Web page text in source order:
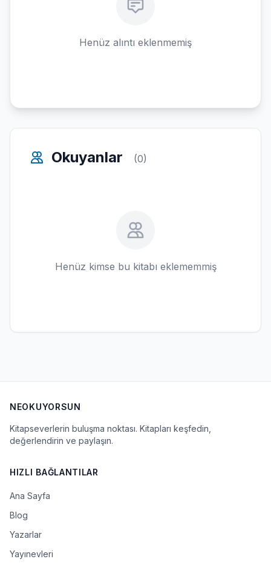
Henüz alıntı eklenmemiş
Okuyanlar (0)
Henüz kimse bu kitabı eklememmiş
NEOKUYORSUN
Kitapseverlerin buluşma noktası. Kitapları keşfedin,
değerlendirin ve paylaşın.
HIZLI BAĞLANTILAR
Ana Sayfa
Blog
Yazarlar
Yayınevleri